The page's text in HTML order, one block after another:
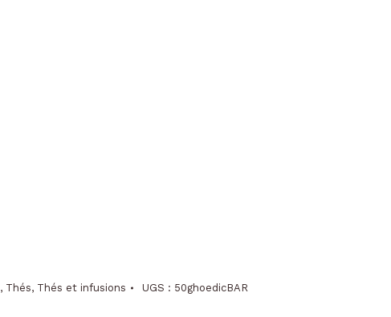
, Thés, Thés et infusions UGS : 50ghoedicBAR